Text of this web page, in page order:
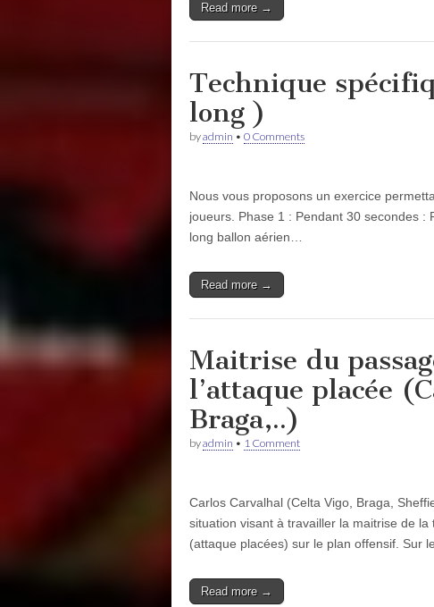
Read more →
Technique
long )
byadmin • 0 Comments
Nous vous proposons un exercice
joueurs. Phase 1 : Pendant 30 secondes :
long ballon aérien…
Read more →
Maitrise du
l’attaque placée
Braga,..)
byadmin • 1 Comment
Carlos Carvalhal (Celta Vigo, Braga,
situation visant à travailler la maitrise de
(attaque placées) sur le plan offensif. Sur
Read more →